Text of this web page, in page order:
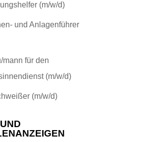
(m/w/d)
und Anlagenführer
mann für den
(m/w/d)
(m/w/d)